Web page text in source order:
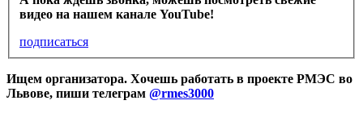
видео на нашем канале YouTube!
подписаться
Ищем организатора. Хочешь работать в проекте РМЭС во
Львове, пиши телеграм @rmes3000